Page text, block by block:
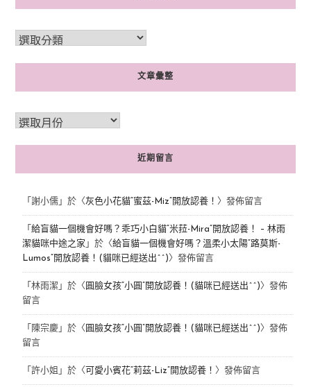
文章彙整
近期留言
「 謝小儒」於〈灰色小花貓“蜜茲-Miz”開放認養！ 〉發佈留言
「 給盲貓一個機會好嗎？乖巧小白貓“米菈-Mira”開放認養！ – 林雨
潔貓咪中途之家 」於〈給盲貓一個機會好嗎？溫柔小太陽“路莫斯-
Lumos”開放認養！(貓咪已經送出^^)〉發佈留言
「 林雨潔 」於〈 圓臉女孩“小圓”開放認養！(貓咪已經送出^^)〉發佈
留言
「 陳宗慶」於〈 圓臉女孩“小圓”開放認養！(貓咪已經送出^^)〉發佈
留言
「 許小姐 」於〈 可愛小賓花“莉茲-Liz”開放認養！ 〉發佈留言